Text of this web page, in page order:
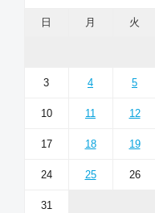
日 月 火
3 4 5
10 11 12
17 18 19
24 25 26
31